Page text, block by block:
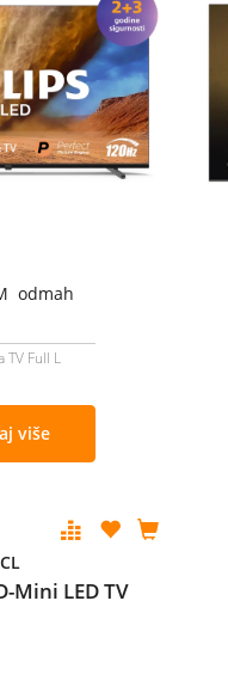
odmah
TV Full L
više
Mini LED TV